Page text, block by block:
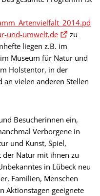
und-umwelt.de
zu
liegen z.B. im
Museum für Natur und
Holstentor, in der
vielen anderen Stellen
Besucherinnen ein,
Verborgene in
und Kunst, Spiel,
der Natur mit ihnen zu
in Lübeck neu
Familien, Menschen
Aktionstagen geeignete